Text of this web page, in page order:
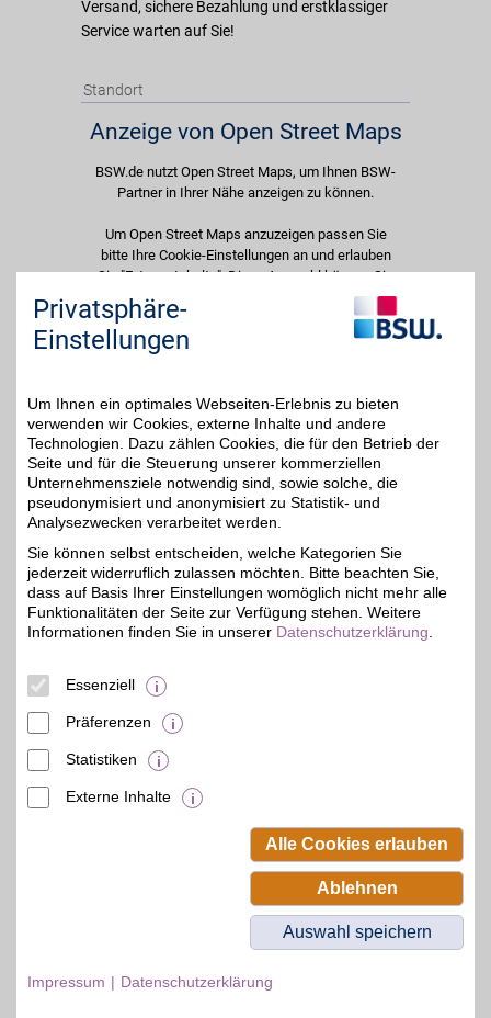
Versand, sichere Bezahlung und erstklassiger
Service warten auf Sie!
Standort
Anzeige von Open Street Maps
BSW.de nutzt Open Street Maps, um Ihnen BSW-
Partner in Ihrer Nähe anzeigen zu können.
Um Open Street Maps anzuzeigen passen Sie
bitte Ihre Cookie-Einstellungen an und erlauben
Sie "Externe Inhalte". Diese Auswahl können Sie
jederzeit über die Cookie-Einstellungen im
unteren Seitenbereich ändern.
Adresse
Peschelstr. 33
Elbe-Park
01139 Dresden
Filialen in der Nähe
Beamten-Selbsthilfewerk GmbH.
Privatsphäre-
Einstellungen
Um Ihnen ein optimales Webseiten-Erlebnis zu bieten
verwenden wir Cookies, externe Inhalte und andere
Technologien. Dazu zählen Cookies, die für den Betrieb der
Seite und für die Steuerung unserer kommerziellen
Unternehmensziele notwendig sind, sowie solche, die
pseudonymisiert und anonymisiert zu Statistik- und
Analysezwecken verarbeitet werden.
Sie können selbst entscheiden, welche Kategorien Sie
jederzeit widerruflich zulassen möchten. Bitte beachten Sie,
dass auf Basis Ihrer Einstellungen womöglich nicht mehr alle
Funktionalitäten der Seite zur Verfügung stehen. Weitere
Informationen finden Sie in unserer Datenschutzerklärung
Essenziell
Präferenzen
Statistiken
Externe Inhalte
Alle Cookies erlauben
Ablehnen
Auswahl speichern
Impressum Datenschutzerklärung